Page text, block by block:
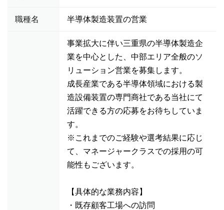
職種名 半導体製造装置の営業
事業拡大に伴い三重県の半導体製造企
業を中心とした、中部エリア全般のソ
リューション営業を募集します。
成長産業である半導体領域における製
造設備装置の専門商社である当社にて
活躍できる方の応募をお待ちしていま
す。
※これまでのご経験や選考結果に応じ
て、マネージャークラスでの採用の可
能性もございます。
【具体的な業務内容】
・既存顧客工場への訪問